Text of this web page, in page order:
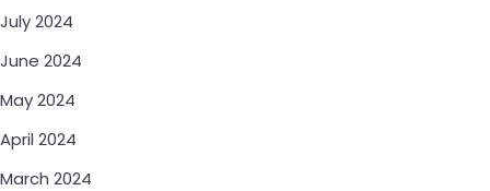
July 2024
June 2024
May 2024
April 2024
March 2024